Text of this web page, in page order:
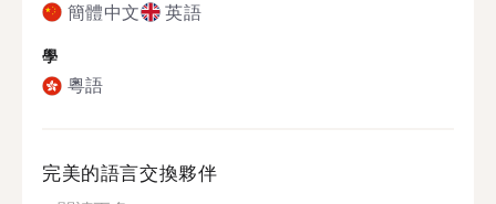
簡體中文 英語
學
粵語
完美的語言交換夥伴